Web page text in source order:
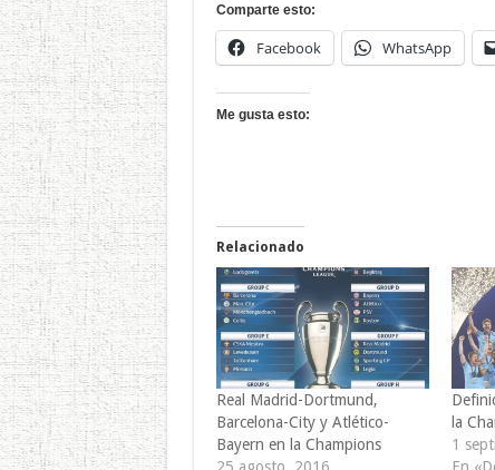
Comparte esto:
Facebook WhatsApp
Me gusta esto:
Relacionado
Real Madrid-Dortmund,
Barcelona-City y Atlético-
Bayern en la Champions
25 agosto, 2016
la
1
En